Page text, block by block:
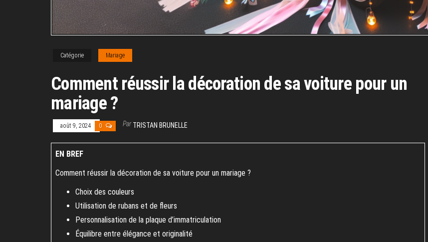
Catégorie Mariage
Comment réussir la décoration de sa voiture pour un
mariage ?
août 9, 2024 0 ParTRISTAN BRUNELLE
EN BREF
Comment réussir la décoration de sa voiture pour un mariage ?
Choix des couleurs
Utilisation de rubans et de fleurs
Personnalisation de la plaque d’immatriculation
Équilibre entre élégance et originalité